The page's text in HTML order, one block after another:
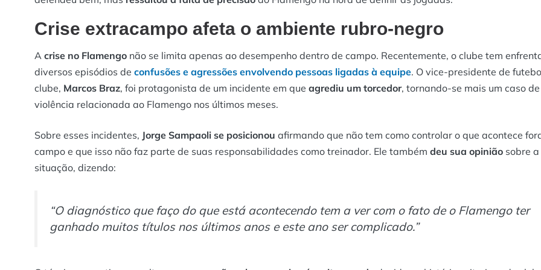
Crise extracampo afeta o ambiente rubro-negro
A crise no Flamengo não se limita apenas ao desempenho dentro de campo. Recentemente, o clube tem
diversos episódios de confusões e agressões envolvendo pessoas ligadas à equipe. O vice-presidente de
clube, Marcos Braz, foi protagonista de um incidente em que agrediu um torcedor, tornando-se mais um caso de
violência relacionada ao Flamengo nos últimos meses.
Sobre esses incidentes, Jorge Sampaoli se posicionou afirmando que não tem como controlar o que acontece
campo e que isso não faz parte de suas responsabilidades como treinador. Ele também deu sua opinião sobre a
situação, dizendo:
“O diagnóstico que faço do que está acontecendo tem a ver com o fato de o Flamengo ter
ganhado muitos títulos nos últimos anos e este ano ser complicado.”